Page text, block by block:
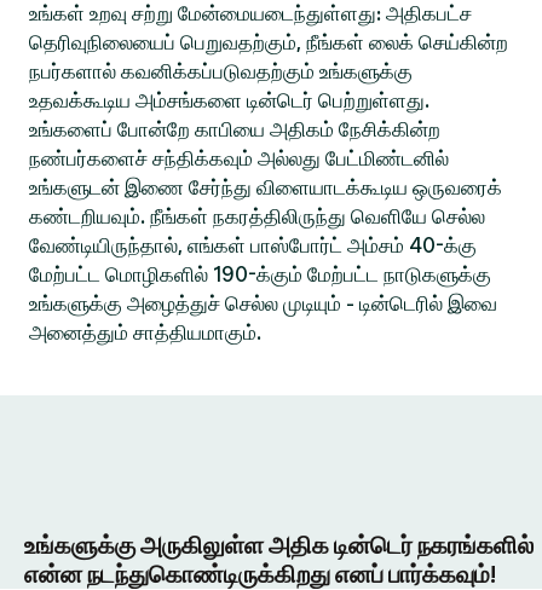
உங்கள் உறவு சற்று மேன்மையடைந்துள்ளது: அதிகபட்ச
தெரிவுநிலையைப் பெறுவதற்கும், நீங்கள் லைக் செய்கின்ற
நபர்களால் கவனிக்கப்படுவதற்கும் உங்களுக்கு
உதவக்கூடிய அம்சங்களை டின்டெர் பெற்றுள்ளது.
உங்களைப் போன்றே காபியை அதிகம் நேசிக்கின்ற
நண்பர்களைச் சந்திக்கவும் அல்லது பேட்மிண்டனில்
உங்களுடன் இணை சேர்ந்து விளையாடக்கூடிய ஒருவரைக்
கண்டறியவும். நீங்கள் நகரத்திலிருந்து வெளியே செல்ல
வேண்டியிருந்தால், எங்கள் பாஸ்போர்ட் அம்சம் 40-க்கு
மேற்பட்ட மொழிகளில் 190-க்கும் மேற்பட்ட நாடுகளுக்கு
உங்களுக்கு அழைத்துச் செல்ல முடியும் - டின்டெரில் இவை
அனைத்தும் சாத்தியமாகும்.
உங்களுக்கு அருகிலுள்ள அதிக டின்டெர் நகரங்களில்
என்ன நடந்துகொண்டிருக்கிறது எனப் பார்க்கவும்!